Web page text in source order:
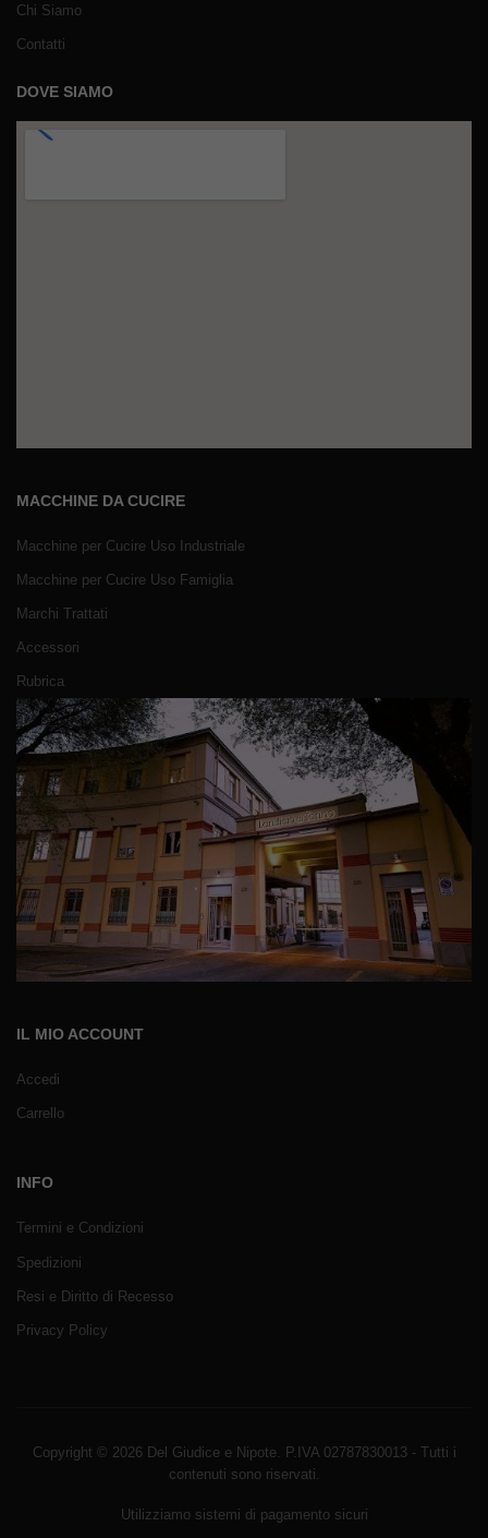
Chi Siamo
Contatti
DOVE SIAMO
MACCHINE DA CUCIRE
Macchine per Cucire Uso Industriale
Macchine per Cucire Uso Famiglia
Marchi Trattati
Accessori
Rubrica
IL MIO ACCOUNT
Accedi
Carrello
INFO
Termini e Condizioni
Spedizioni
Resi e Diritto di Recesso
Privacy Policy
Copyright © 2026 Del Giudice e Nipote. P.IVA 02787830013 - Tutti i
contenuti sono riservati.
Utilizziamo sistemi di pagamento sicuri